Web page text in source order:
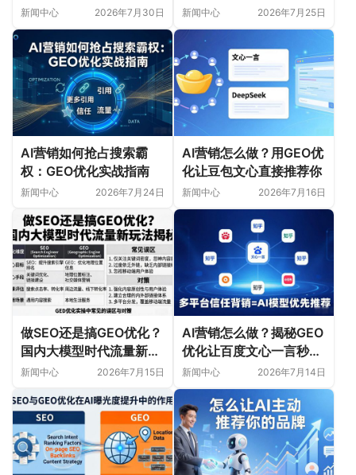
新闻中心 2026年7月30日
南
新闻中心 2026年7月25日
AI营销如何抢占搜索霸
权：GEO优化实战指南
新闻中心 2026年7月24日
AI营销怎么做？用GEO优
化让豆包文心直接推荐你
新闻中心 2026年7月16日
做SEO还是搞GEO优化？
国内大模型时代流量新玩
法揭秘
新闻中心 2026年7月15日
AI营销怎么做？揭秘GEO
优化让百度文心一言秒推
你的品牌
新闻中心 2026年7月14日